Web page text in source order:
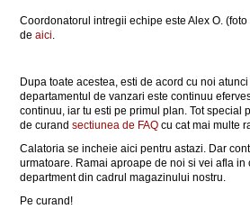
Coordonatorul intregii echipe este Alex O.
deaici.
Dupa toate acestea, esti de acord cu noi
departamentul de vanzari este continuu
continuu, iar tu esti pe primul plan. Tot special
de curandsectiunea de FAQ cu cat mai multe
Calatoria se incheie aici pentru astazi. Dar
urmatoare. Ramai aproape de noi si vei afla
department din cadrul magazinului nostru.
Pe curand!